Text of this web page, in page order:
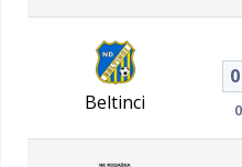
Beltinci